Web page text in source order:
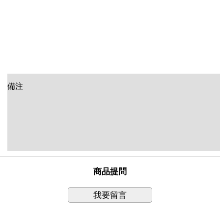
備注
商品提問
我要留言